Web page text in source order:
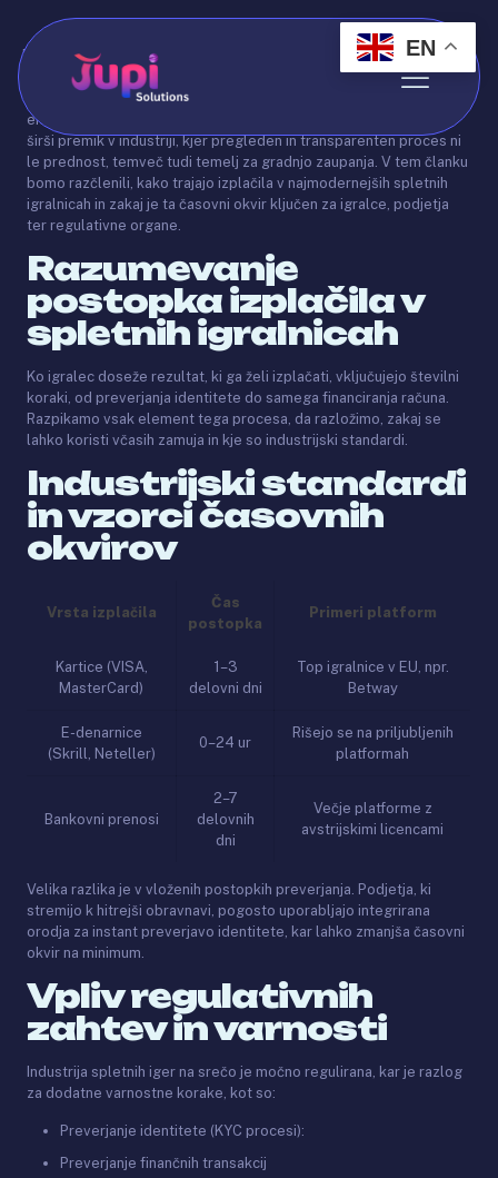
Published by Abdo
Sodobni igralci na spletnih platformah vse bolj zahtevajo
enostavne, hitre in zanesljive postopke izplačil. Ta trend odraža
širši premik v industriji, kjer pregleden in transparenten proces ni
le prednost, temveč tudi temelj za gradnjo zaupanja. V tem članku
bomo razčlenili, kako trajajo izplačila v najmodernejših spletnih
igralnicah in zakaj je ta časovni okvir ključen za igralce, podjetja
ter regulativne organe.
Razumevanje
postopka izplačila v
spletnih igralnicah
Ko igralec doseže rezultat, ki ga želi izplačati, vključujejo številni
koraki, od preverjanja identitete do samega financiranja računa.
Razpikamo vsak element tega procesa, da razložimo, zakaj se
lahko koristi včasih zamuja in kje so industrijski standardi.
Industrijski standardi
in vzorci časovnih
okvirov
Vrsta izplačila
Čas
postopka
Primeri platform
Kartice (VISA,
MasterCard)
1–3
delovni dni
Top igralnice v EU, npr.
Betway
E-denarnice
(Skrill, Neteller)
0–24 ur
Rišejo se na priljubljenih
platformah
Bankovni prenosi
2–7
delovnih
dni
Večje platforme z
avstrijskimi licencami
Velika razlika je v vloženih postopkih preverjanja. Podjetja, ki
stremijo k hitrejši obravnavi, pogosto uporabljajo integrirana
orodja za instant preverjavo identitete, kar lahko zmanjša časovni
okvir na minimum.
Vpliv regulativnih
zahtev in varnosti
Industrija spletnih iger na srečo je močno regulirana, kar je razlog
za dodatne varnostne korake, kot so:
Preverjanje identitete (KYC procesi):
Preverjanje finančnih transakcij
EN